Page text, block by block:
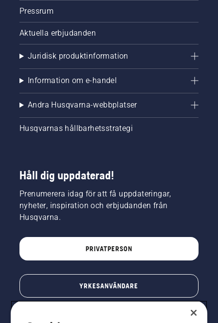
Pressrum
Aktuella erbjudanden
Juridisk produktinformation
Information om e-handel
Andra Husqvarna-webbplatser
Husqvarnas hållbarhetsstrategi
Håll dig uppdaterad!
Prenumerera idag för att få uppdateringar,
nyheter, inspiration och erbjudanden från
Husqvarna.
PRIVATPERSON
YRKESANVÄNDARE